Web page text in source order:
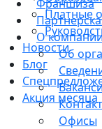
Платные
Новости
Блог
Акция месяца
Франшиза
О
Об
Офисы